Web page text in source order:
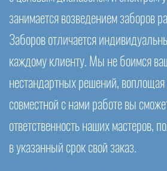
занимается возведением заборов
Заборов отличается
каждому клиенту. Мы не боимся
нестандартных решений,
совместной с нами работе вы
ответственность наших мастеров,
в указанный срок свой заказ.